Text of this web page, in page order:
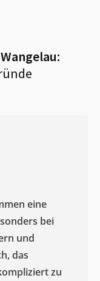
Wangelau:
eine
bei
und
das
zu